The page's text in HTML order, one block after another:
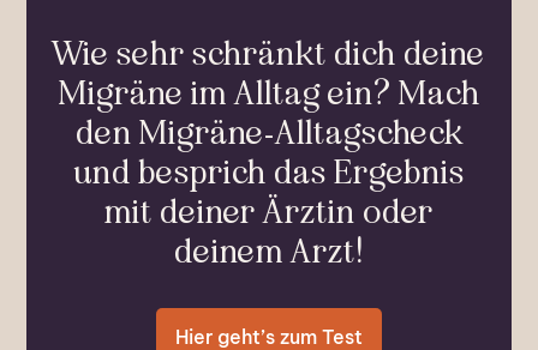
Wie sehr schränkt dich deine
Migräne im Alltag ein? Mach
den Migräne-Alltagscheck
und besprich das Ergebnis
mit deiner Ärztin oder
deinem Arzt!
Hier geht’s zum Test